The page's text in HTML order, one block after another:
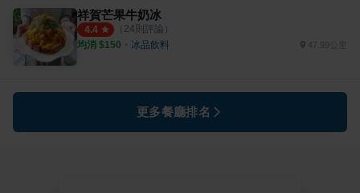
祥賀芒果牛奶冰
4.4 （ 24則評論）
均消 $150 ・ 冰品飲料
更多餐廳排名